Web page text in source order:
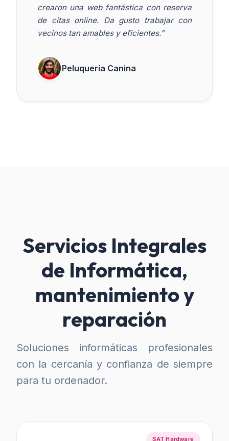
crearon una web fantástica con reserva
de citas online. Da gusto trabajar con
vecinos tan amables y eficientes."
Peluquería Canina
Servicios Integrales
de Informática,
mantenimiento y
reparación
Soluciones informáticas profesionales
con la cercanía y confianza de siempre
para tu ordenador.
SAT Hardware